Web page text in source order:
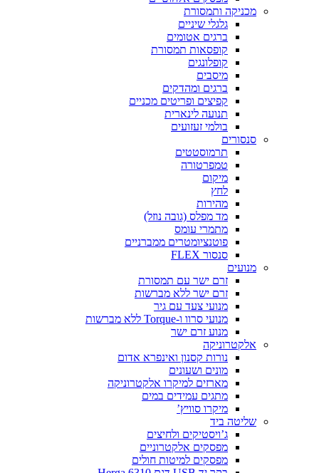
מכניקה ותמסורת
גלגלי שיניים
ברגים אטומים
קופסאות תמסורת
קופלונגים
מיסבים
ברגים ומהדקים
קפיצים ופריטים מכניים
תנועה לינארית
בולמי זעזועים
סנסורים
תרמוסטטים
טמפרטורה
מיקום
לחץ
מהירות
מד מפלס (גובה נוזל)
מתמרי עומס
פוטנציומטרים ממברניים
סנסור FLEX
מנועים
זרם ישר עם תמסורת
זרם ישר ללא מברשות
מנועי צעד עם גיר
מנועי סרוו ו-Torque ללא מברשות
מנוע זרם ישר
אלקטרוניקה
נורות קסנון ואינפרא אדום
מונים ושעונים
מארזים למיקרו אלקטרוניקה
מתגים עמידים במים
מיקרו סוויץ’
שליטה ביד
ג’ויסטיקים ולחיצים
מפסקים אלקטרוניים
מפסקים למיטות חולים